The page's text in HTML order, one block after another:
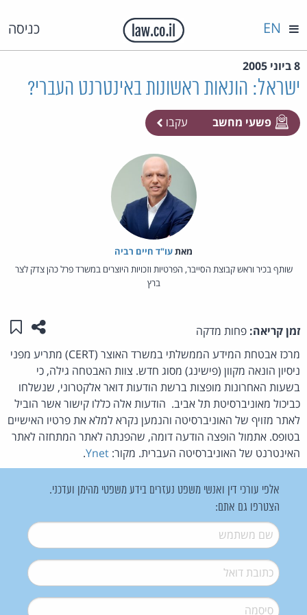
כניסה EN
8 ביוני 2005
ישראל: הונאות ראשונות באינטרנט העברי?
פשעי מחשב עקבו
מאת‏עו"ד חיים רביה
שותף בכיר וראש קבוצת הסייבר, הפרטיות וזכויות היוצרים במשרד פרל כהן צדק לצר
ברץ
זמן קריאה: פחות מדקה שתפו
מרכז אבטחת המידע הממשלתי במשרד האוצר (CERT) מתריע מפני
ניסיון הונאה מקוון (פישינג) מסוג חדש. צוות האבטחה גילה, כי
בשעות האחרונות מופצות ברשת הודעות דואר אלקטרוני, שנשלחו
כביכול מאוניברסיטת תל אביב. הודעות אלה כללו קישור אשר הוביל
לאתר מזויף של האוניברסיטה והנמען נקרא למלא את פרטיו האישיים
בטופס. אתמול הופצה הודעה דומה, שהפנתה לאתר המתחזה לאתר
האינטרנט של האוניברסיטה העברית. מקור: Ynet
.
אלפי עורכי דין ואנשי משפט נעזרים בידע משפטי מהימן ועדכני.
הצטרפו גם אתם:
שם משתמש*
דואל*
סיסמה*